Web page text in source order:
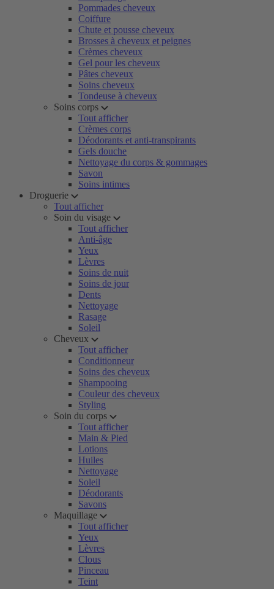
Pommades cheveux
Coiffure
Chute et pousse cheveux
Brosses à cheveux et peignes
Crèmes cheveux
Gel pour les cheveux
Pâtes cheveux
Soins cheveux
Tondeuse à cheveux
Soins corps
Tout afficher
Crèmes corps
Déodorants et anti-transpirants
Gels douche
Nettoyage du corps & gommages
Savon
Soins intimes
Droguerie
Tout afficher
Soin du visage
Tout afficher
Anti-âge
Yeux
Lèvres
Soins de nuit
Soins de jour
Dents
Nettoyage
Rasage
Soleil
Cheveux
Tout afficher
Conditionneur
Soins des cheveux
Shampooing
Couleur des cheveux
Styling
Soin du corps
Tout afficher
Main & Pied
Lotions
Huiles
Nettoyage
Soleil
Déodorants
Savons
Maquillage
Tout afficher
Yeux
Lèvres
Clous
Pinceau
Teint